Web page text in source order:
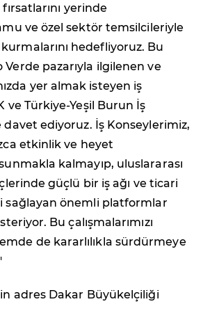
yerinde
ve özel sektör temsilcileriyle
hedefliyoruz. Bu
pazarıyla ilgilenen ve
yer almak isteyen iş
ve Türkiye-Yeşil Burun İş
ediyoruz. İş Konseylerimiz,
etkinlik ve heyet
kalmayıp, uluslararası
güçlü bir iş ağı ve ticari
sağlayan önemli platformlar
Bu çalışmalarımızı
de kararlılıkla sürdürmeye
adres Dakar Büyükelçiliği